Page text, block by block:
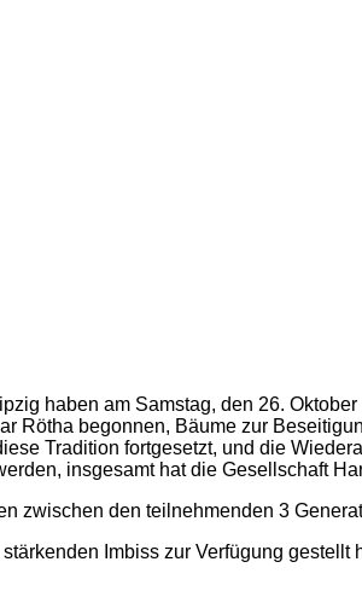
haben am Samstag, den 26.
Rötha begonnen, Bäume zur
Tradition fortgesetzt, und die
insgesamt hat die Gesellschaft
zwischen den teilnehmenden 3
Imbiss zur Verfügung gestellt